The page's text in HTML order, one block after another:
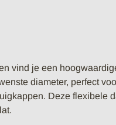
vind je een
diameter, perfect
Deze flexibele